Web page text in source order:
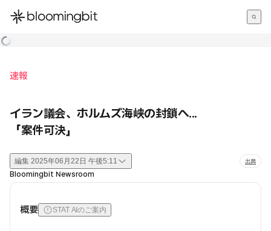
한국어
速報
イラン議会、ホルムズ海峡の封鎖へ...
「案件可決」
編集 2025年06月22日 午後5:11 出典
Bloomingbit Newsroom
概要 STAT AIのご案内